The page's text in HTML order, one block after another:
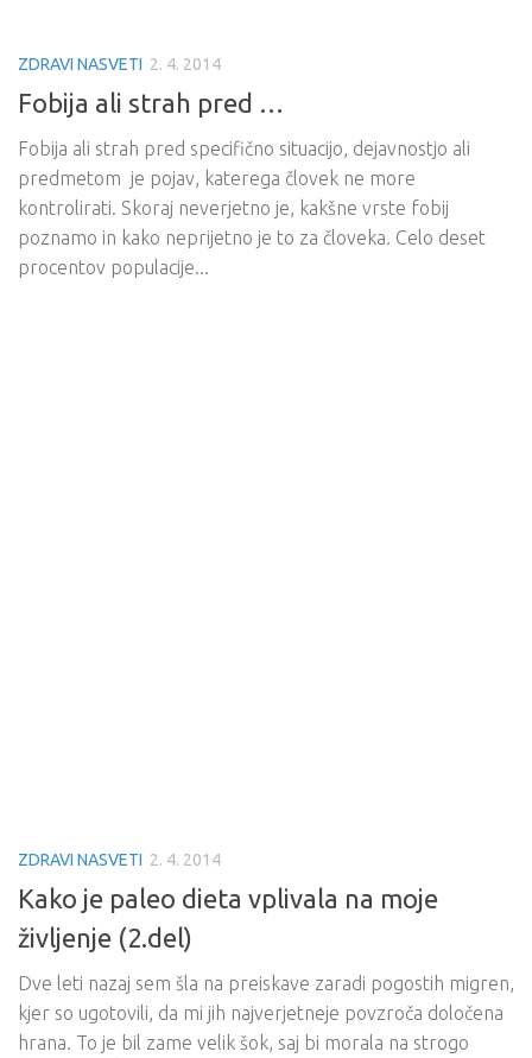
ZDRAVI NASVETI 2. 4. 2014
Fobija ali strah pred …
Fobija ali strah pred specifično situacijo, dejavnostjo ali
predmetom je pojav, katerega človek ne more
kontrolirati. Skoraj neverjetno je, kakšne vrste fobij
poznamo in kako neprijetno je to za človeka. Celo deset
procentov populacije...
ZDRAVI NASVETI 2. 4. 2014
Kako je paleo dieta vplivala na moje
življenje (2.del)
Dve leti nazaj sem šla na preiskave zaradi pogostih migren,
kjer so ugotovili, da mi jih najverjetneje povzroča določena
hrana. To je bil zame velik šok, saj bi morala na strogo